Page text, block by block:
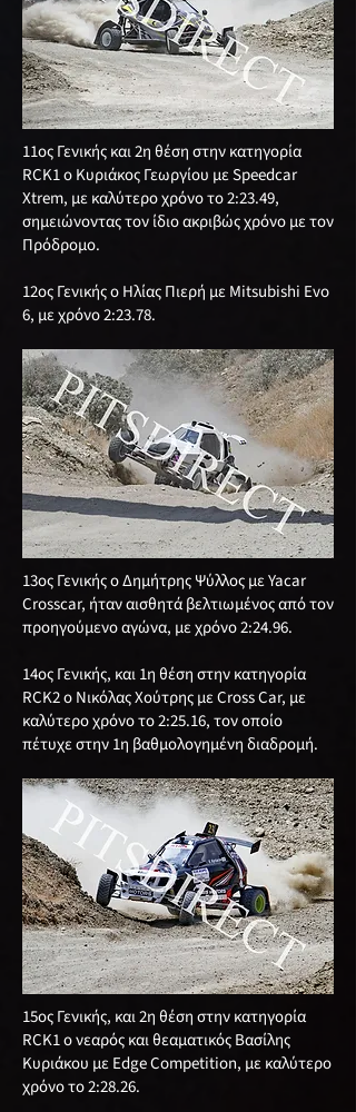
11ος Γενικής και 2η θέση στην κατηγορία
RCK1 ο Κυριάκος Γεωργίου με Speedcar
Xtrem, με καλύτερο χρόνο το 2:23.49,
σημειώνοντας τον ίδιο ακριβώς χρόνο με τον
Πρόδρομο.
12ος Γενικής ο Ηλίας Πιερή με Mitsubishi Evo
6, με χρόνο 2:23.78.
13ος Γενικής ο Δημήτρης Ψύλλος με Yacar
Crosscar, ήταν αισθητά βελτιωμένος από τον
προηγούμενο αγώνα, με χρόνο 2:24.96.
14ος Γενικής, και 1η θέση στην κατηγορία
RCΚ2 ο Νικόλας Χούτρης με Cross Car, με
καλύτερο χρόνο το 2:25.16, τον οποίο
πέτυχε στην 1η βαθμολογημένη διαδρομή.
15ος Γενικής, και 2η θέση στην κατηγορία
RCΚ1 ο νεαρός και θεαματικός Βασίλης
Κυριάκου με Edge Competition, με καλύτερο
χρόνο το 2:28.26.